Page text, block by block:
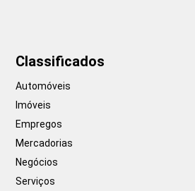
Classificados
Automóveis
Imóveis
Empregos
Mercadorias
Negócios
Serviços